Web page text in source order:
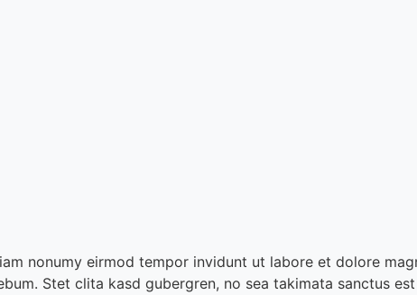
nonumy eirmod tempor invidunt ut labore et dolore
Stet clita kasd gubergren, no sea takimata sanctus